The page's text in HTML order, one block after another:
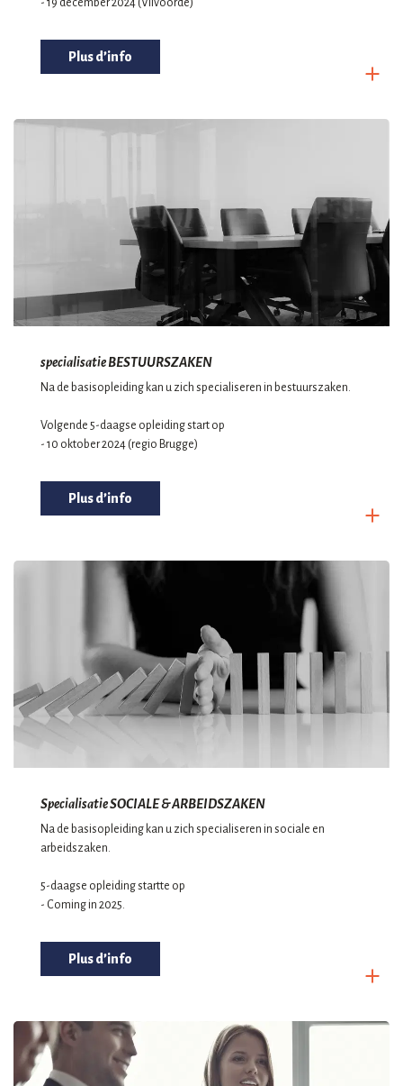
- 19 december 2024 (Vilvoorde)
Plus d’info
specialisatie BESTUURSZAKEN
Na de basisopleiding kan u zich specialiseren in bestuurszaken.
Volgende 5-daagse opleiding start op
- 10 oktober 2024 (regio Brugge)
Plus d’info
Specialisatie SOCIALE & ARBEIDSZAKEN
Na de basisopleiding kan u zich specialiseren in sociale en
arbeidszaken.
5-daagse opleiding startte op
- Coming in 2025.
Plus d’info